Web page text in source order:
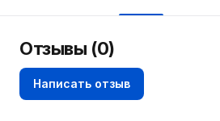
Отзывы (0)
Написать отзыв